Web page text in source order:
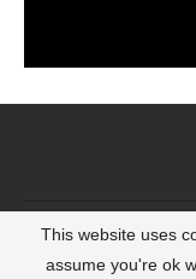
© 2022 -
This website uses
assume you're ok